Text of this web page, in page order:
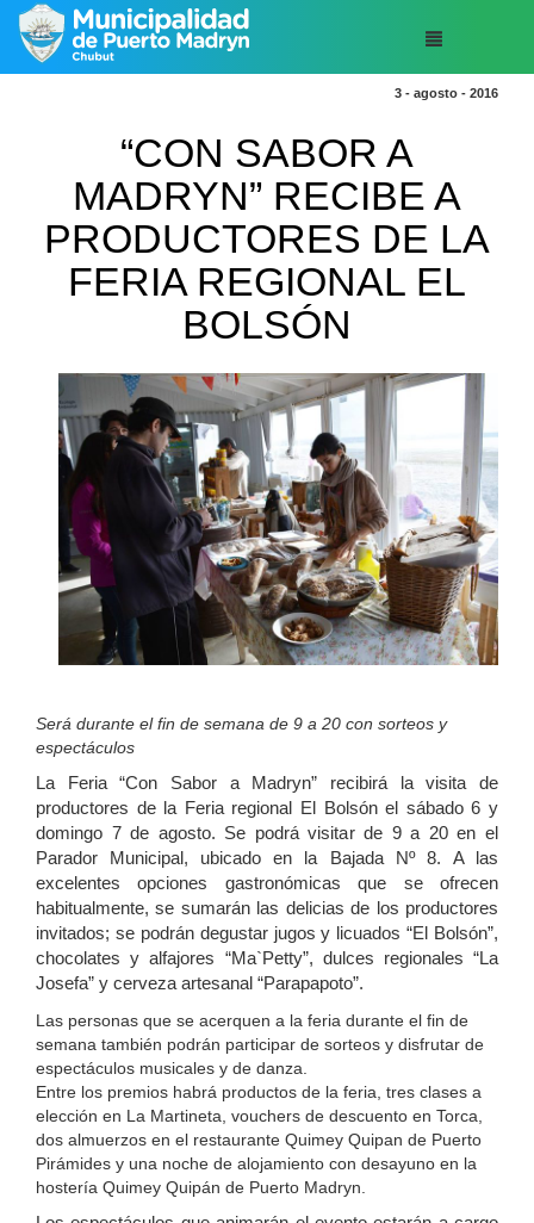
3 - agosto - 2016
“CON SABOR A
MADRYN” RECIBE A
PRODUCTORES DE LA
FERIA REGIONAL EL
BOLSÓN
Será durante el fin de semana de 9 a 20 con sorteos y
espectáculos
La Feria “Con Sabor a Madryn” recibirá la visita de
productores de la Feria regional El Bolsón el sábado 6 y
domingo 7 de agosto. Se podrá visitar de 9 a 20 en el
Parador Municipal, ubicado en la Bajada Nº 8. A las
excelentes opciones gastronómicas que se ofrecen
habitualmente, se sumarán las delicias de los productores
invitados; se podrán degustar jugos y licuados “El Bolsón”,
chocolates y alfajores “Ma`Petty”, dulces regionales “La
Josefa” y cerveza artesanal “Parapapoto”.
Las personas que se acerquen a la feria durante el fin de
semana también podrán participar de sorteos y disfrutar de
espectáculos musicales y de danza.
Entre los premios habrá productos de la feria, tres clases a
elección en La Martineta, vouchers de descuento en Torca,
dos almuerzos en el restaurante Quimey Quipan de Puerto
Pirámides y una noche de alojamiento con desayuno en la
hostería Quimey Quipán de Puerto Madryn.